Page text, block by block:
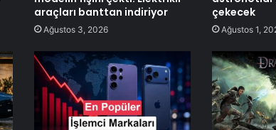
araçları banttan indiriyor
Ağustos 3, 2026
çekecek
Ağustos 1,